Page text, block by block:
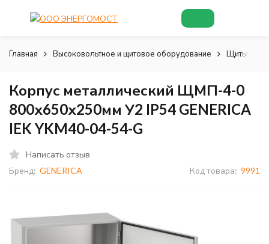
Главная Высоковольтное и щитовое оборудование Щиты и
Корпус металлический ЩМП-4-0
800х650х250мм У2 IP54 GENERICA
IEK YKM40-04-54-G
Написать отзыв
Бренд: GENERICA Код товара: 9991